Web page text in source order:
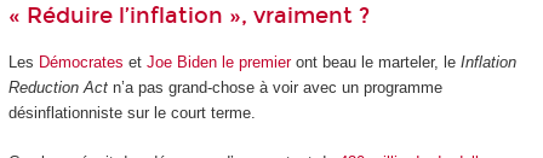
« Réduire l’inflation », vraiment ?
Les Démocrates et Joe Biden le premieront beau le marteler, le Inflation
Reduction Actn’a pas grand-chose à voir avec un programme
désinflationniste sur le court terme.